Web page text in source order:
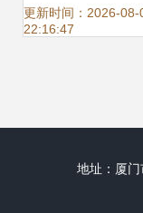
研发计划 技术
更新时间：2026-08-
22:16:47
地址：厦